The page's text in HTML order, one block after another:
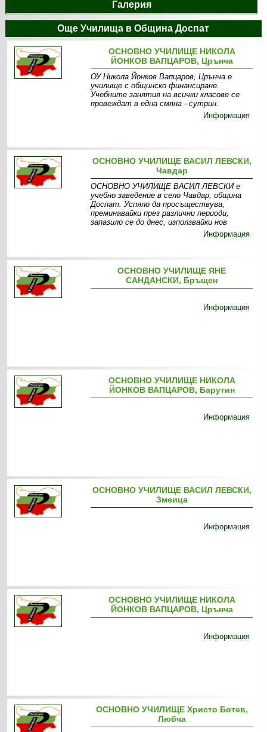
Галерия
Още Училища в Община Доспат
ОСНОВНО УЧИЛИЩЕ НИКОЛА
ЙОНКОВ ВАПЦАРОВ, Црънча
ОУ Никола Йонков Вапцаров, Црънча е
училище с общинско финансиране.
Учебните занятия на всички класове се
провеждат в една смяна - сутрин.
Информация
ОСНОВНО УЧИЛИЩЕ ВАСИЛ ЛЕВСКИ,
Чавдар
ОСНОВНО УЧИЛИЩЕ ВАСИЛ ЛЕВСКИ е
учебно заведение в село Чавдар, община
Доспат. Успяло да просъществува,
преминавайки през различни периоди,
запазило се до днес, използвайки нов
Информация
ОСНОВНО УЧИЛИЩЕ ЯНЕ
САНДАНСКИ, Бръщен
Информация
ОСНОВНО УЧИЛИЩЕ НИКОЛА
ЙОНКОВ ВАПЦАРОВ, Барутин
Информация
ОСНОВНО УЧИЛИЩЕ ВАСИЛ ЛЕВСКИ,
Змеица
Информация
ОСНОВНО УЧИЛИЩЕ НИКОЛА
ЙОНКОВ ВАПЦАРОВ, Црънча
Информация
ОСНОВНО УЧИЛИЩЕ Христо Ботев,
Любча